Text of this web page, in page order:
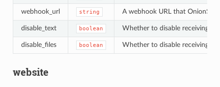
webhook_url string A webhook URL that
disable_text boolean Whether to disable receiving
disable_files boolean Whether to disable receiving
website